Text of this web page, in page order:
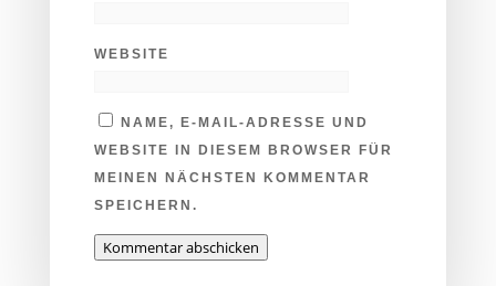
WEBSITE
NAME, E-MAIL-ADRESSE UND
WEBSITE IN DIESEM BROWSER FÜR
MEINEN NÄCHSTEN KOMMENTAR
SPEICHERN.
Kommentar abschicken